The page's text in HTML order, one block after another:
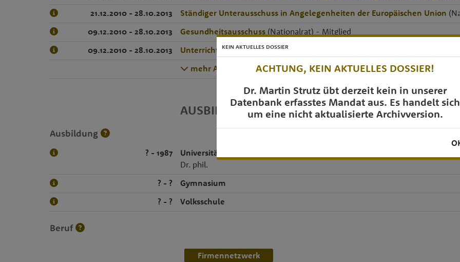
21.12.2010 - 28.10.2013
Ständiger Unterausschuss in Angelegenheiten der Europäischen Union
09.12.2010 - 28.10.2013
Gesundheitsausschuss (Nationalrat) - Mitglied
09.12.2010 - 28.10.2013
Unterrichtsausschuss(Nationalrat) - Mitglied
mehr Ausschüsse
AUSBILDUNG UND BERUF
Ausbildung
? - 1987 Universität
Dr. phil.
? - ?
Gymnasium
? - ?
Volksschule
Beruf
Firmennetzwerk
KEIN AKTUELLES DOSSIER
ACHTUNG, KEIN AKTUELLES DOSSIER!
Dr. Martin Strutz übt derzeit kein in unserer
Datenbank erfasstes Mandat aus. Es handelt sich
um eine nicht aktualisierte Archivversion.